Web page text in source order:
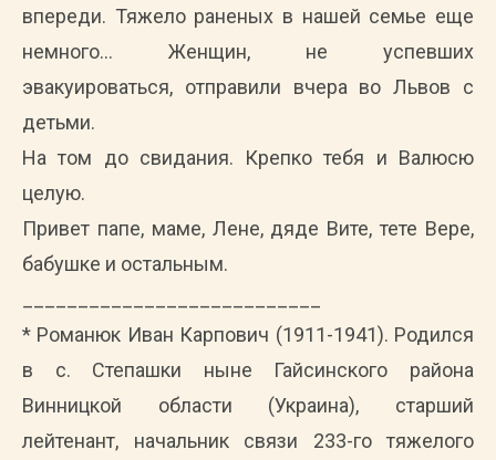
впереди. Тяжело раненых в нашей семье еще
немного… Женщин, не успевших
эвакуироваться, отправили вчера во Львов с
детьми.
На том до свидания. Крепко тебя и Валюсю
целую.
Привет папе, маме, Лене, дяде Вите, тете Вере,
бабушке и остальным.
* Романюк Иван Карпович (1911-1941). Родился
в с. Степашки ныне Гайсинского района
Винницкой области (Украина), старший
лейтенант, начальник связи 233-го тяжелого